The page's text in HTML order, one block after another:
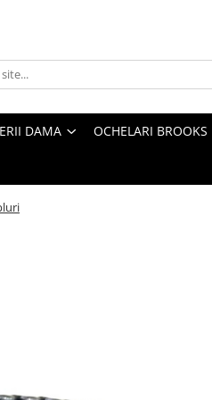
DAMA OCHELARI BROOKS